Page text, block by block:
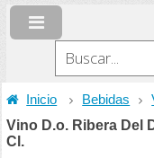
Inicio Bebidas
Vino D.o. Ribera Del
Cl.